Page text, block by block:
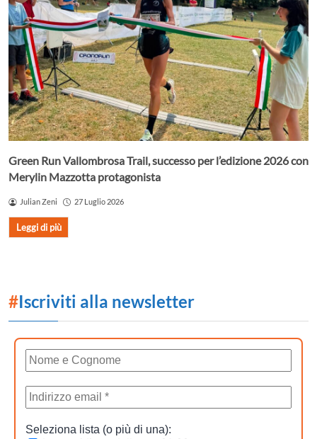
Green Run Vallombrosa Trail, successo per l’edizione 2026 con
Merylin Mazzotta protagonista
Julian Zeni 27 Luglio 2026
Leggi di più
#Iscriviti alla newsletter